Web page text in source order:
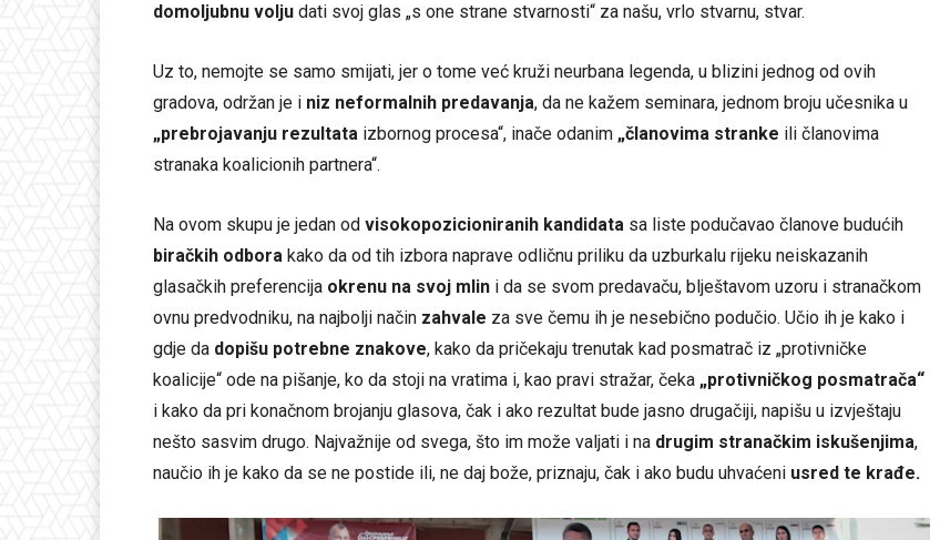
domoljubnu volju dati svoj glas „s one strane stvarnosti“ za našu, vrlo stvarnu, stvar.
Uz to, nemojte se samo smijati, jer o tome već kruži neurbana legenda, u blizini jednog od ovih
gradova, održan je i niz neformalnih predavanja, da ne kažem seminara, jednom broju učesnika u
„prebrojavanju rezultata izbornog procesa“, inače odanim „članovima stranke ili članovima
stranaka koalicionih partnera“.
Na ovom skupu je jedan od visokopozicioniranih kandidata sa liste podučavao članove budućih
biračkih odbora kako da od tih izbora naprave odličnu priliku da uzburkalu rijeku neiskazanih
glasačkih preferencija okrenu na svoj mlin i da se svom predavaču, blještavom uzoru i stranačkom
ovnu predvodniku, na najbolji način zahvale za sve čemu ih je nesebično podučio. Učio ih je kako i
gdje da dopišu potrebne znakove, kako da pričekaju trenutak kad posmatrač iz „protivničke
koalicije“ ode na pišanje, ko da stoji na vratima i, kao pravi stražar, čeka „protivničkog posmatrača“
i kako da pri konačnom brojanju glasova, čak i ako rezultat bude jasno drugačiji, napišu u izvještaju
nešto sasvim drugo. Najvažnije od svega, što im može valjati i na drugim stranačkim iskušenjima,
naučio ih je kako da se ne postide ili, ne daj bože, priznaju, čak i ako budu uhvaćeni usred te krađe.